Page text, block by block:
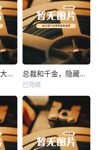
甜蜜婚宠：残疾大佬夜夜撩 热播
未知
总裁和千金，隐藏身份闪婚了
已完结